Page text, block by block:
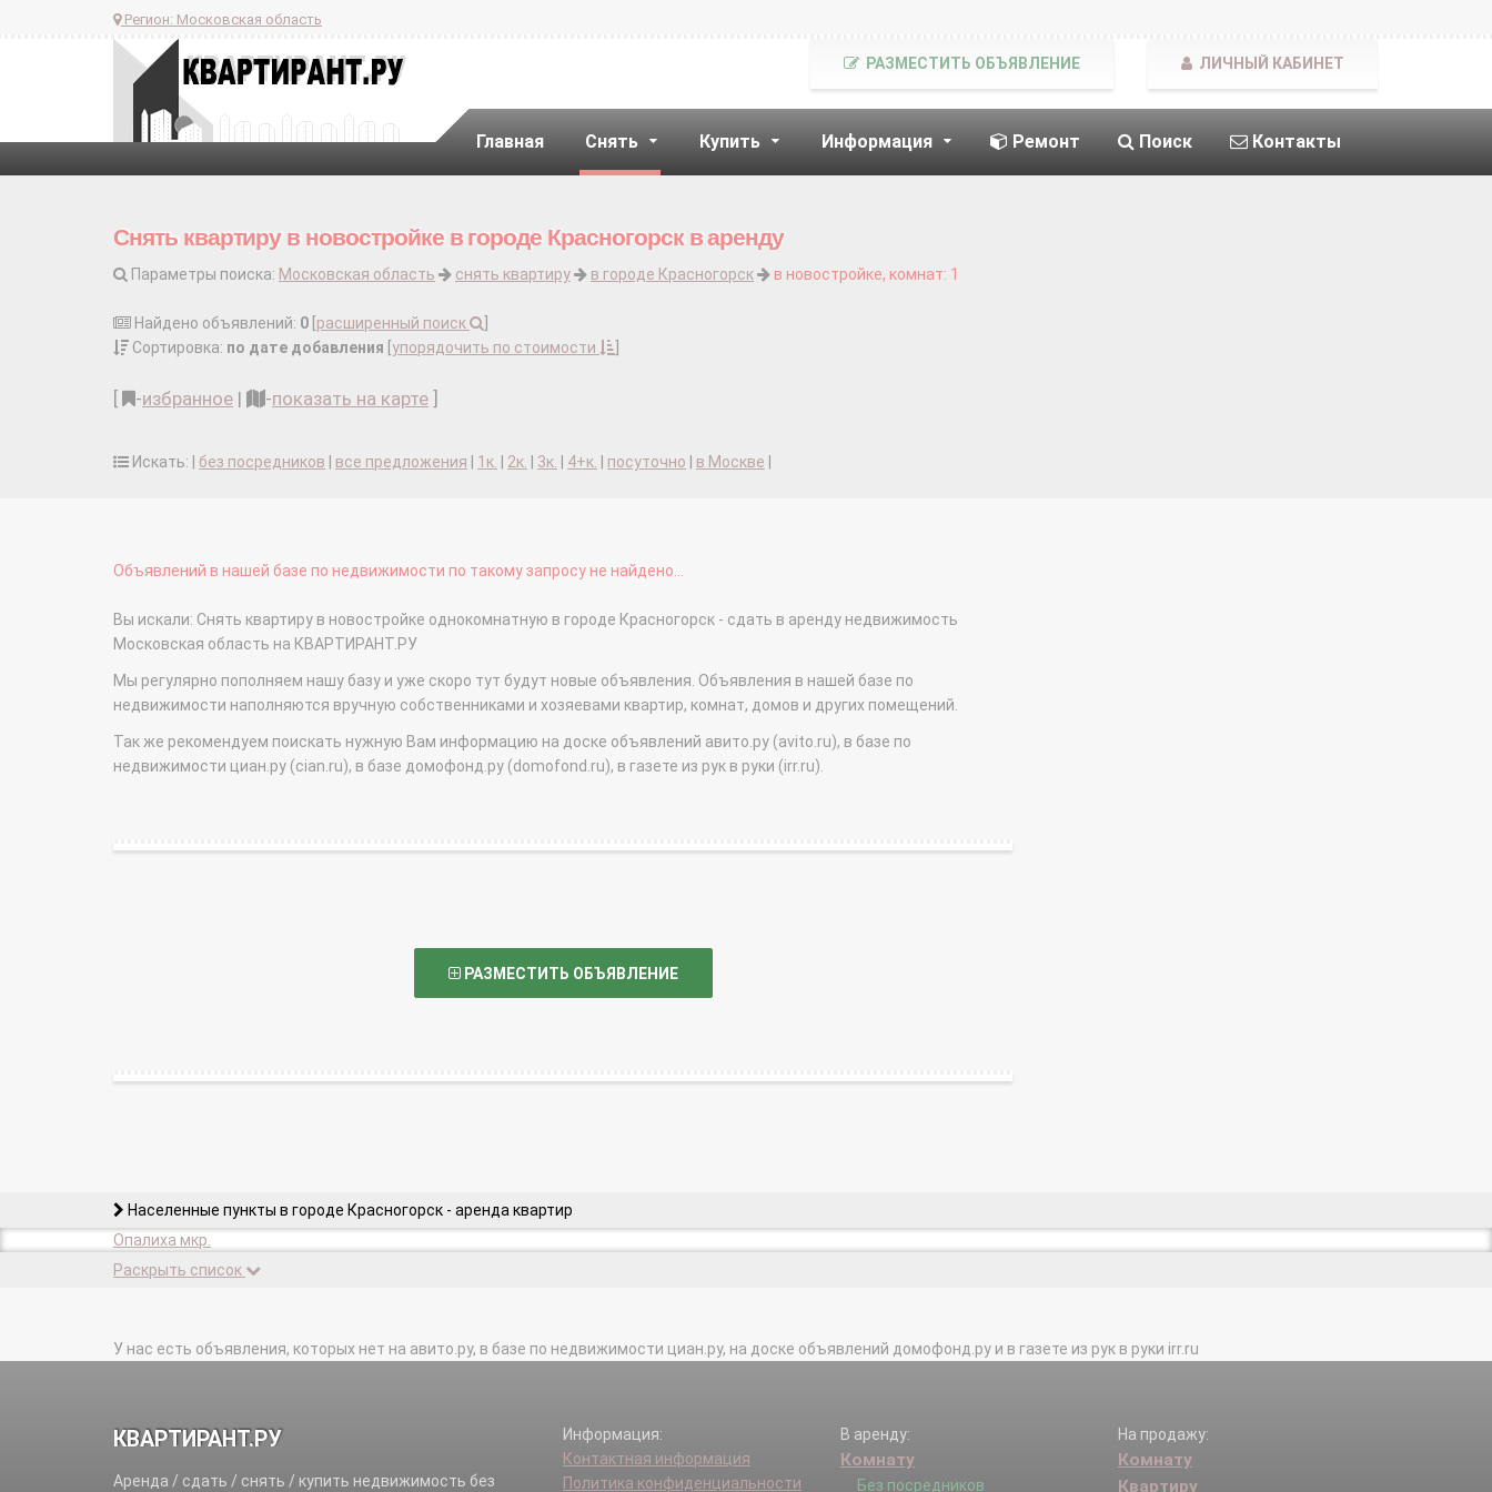
Регион: Московская область
Главная Снять Купить Информация Ремонт Поиск Контакты
РАЗМЕСТИТЬ ОБЪЯВЛЕНИЕ ЛИЧНЫЙ КАБИНЕТ
Снять квартиру в новостройке в городе Красногорск в аренду
Параметры поиска: Московская область снять квартиру в городе Красногорск в новостройке, комнат: 1
Найдено объявлений: 0 расширенный поиск
Сортировка: по дате добавления упорядочить по стоимости
-избранное | -показать на карте
Искать: | без посредников все предложения 1к. 2к. 3к. 4+к. посуточно в Москве
Объявлений в нашей базе по недвижимости по такому запросу не найдено...
Вы искали: Снять квартиру в новостройке однокомнатную в городе Красногорск - сдать в аренду недвижимость
Московская область на КВАРТИРАНТ.РУ
Мы регулярно пополняем нашу базу и уже скоро тут будут новые объявления. Объявления в нашей базе по
недвижимости наполняются вручную собственниками и хозяевами квартир, комнат, домов и других помещений.
Так же рекомендуем поискать нужную Вам информацию на доске объявлений авито.ру (avito.ru), в базе по
недвижимости циан.ру (cian.ru), в базе домофонд.ру (domofond.ru), в газете из рук в руки (irr.ru).
РАЗМЕСТИТЬ ОБЪЯВЛЕНИЕ
Населенные пункты в городе Красногорск - аренда квартир
Опалиха мкр.
Раскрыть список
У нас есть объявления, которых нет на авито.ру, в базе по недвижимости циан.ру, на доске объявлений домофонд.ру и в газете из рук в руки irr.ru
КВАРТИРАНТ.РУ
Аренда / сдать / снять / купить недвижимость без
Информация:
Контактная информация
Политика конфиденциальности
В аренду:
Комнату
Без посредников
На продажу:
Комнату
Квартиру